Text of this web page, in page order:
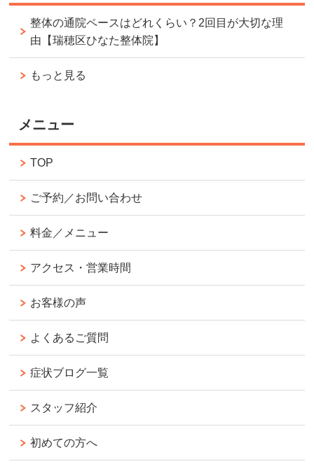
整体の通院ペースはどれくらい？2回目が大切な理
由【瑞穂区ひなた整体院】
もっと見る
メニュー
TOP
ご予約／お問い合わせ
料金／メニュー
アクセス・営業時間
お客様の声
よくあるご質問
症状ブログ一覧
スタッフ紹介
初めての方へ